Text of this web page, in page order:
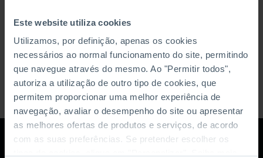
Este website utiliza cookies
Utilizamos, por definição, apenas os cookies
necessários ao normal funcionamento do site, permitindo
que navegue através do mesmo. Ao "Permitir todos",
autoriza a utilização de outro tipo de cookies, que
permitem proporcionar uma melhor experiência de
navegação, avaliar o desempenho do site ou apresentar
as melhores ofertas de produtos e serviços, de acordo
com as suas preferências. Se pretender escolher os